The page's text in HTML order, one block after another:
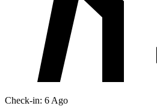
Check-in: 6 Ago